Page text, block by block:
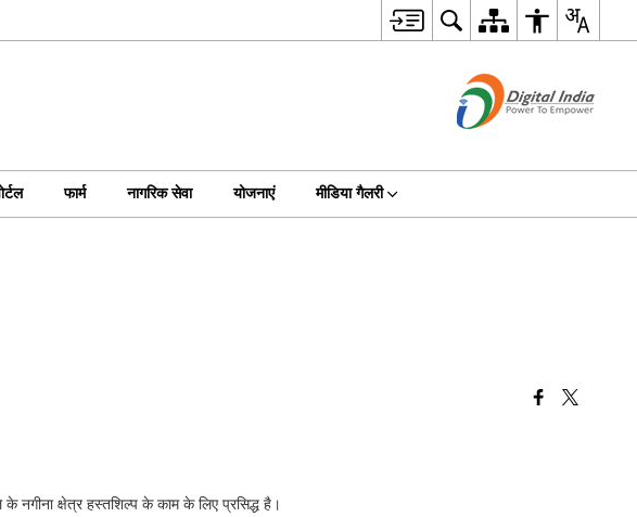
फार्म नागरिक सेवा योजनाएं मीडिया गैलरी
नगीना क्षेत्र हस्तशिल्प के काम के लिए प्रसिद्ध है।